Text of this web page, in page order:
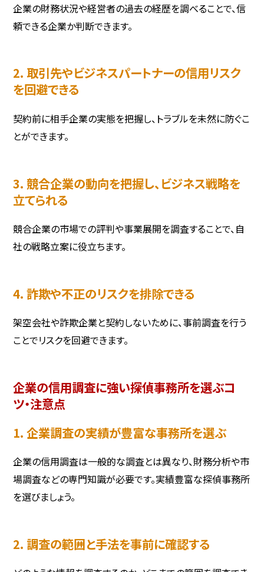
企業の財務状況や経営者の過去の経歴を調べることで、信
頼できる企業か判断できます。
2. 取引先やビジネスパートナーの信用リスク
を回避できる
契約前に相手企業の実態を把握し、トラブルを未然に防ぐこ
とができます。
3. 競合企業の動向を把握し、ビジネス戦略を
立てられる
競合企業の市場での評判や事業展開を調査することで、自
社の戦略立案に役立ちます。
4. 詐欺や不正のリスクを排除できる
架空会社や詐欺企業と契約しないために、事前調査を行う
ことでリスクを回避できます。
企業の信用調査に強い探偵事務所を選ぶコ
ツ・注意点
1. 企業調査の実績が豊富な事務所を選ぶ
企業の信用調査は一般的な調査とは異なり、財務分析や市
場調査などの専門知識が必要です。実績豊富な探偵事務所
を選びましょう。
2. 調査の範囲と手法を事前に確認する